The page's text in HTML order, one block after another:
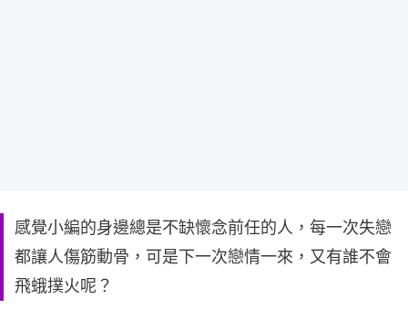
感覺小編的身邊總是不缺懷念前任的人，每一次失戀
都讓人傷筋動骨，可是下一次戀情一來，又有誰不會
飛蛾撲火呢？